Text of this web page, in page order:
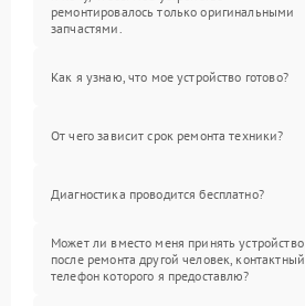
ремонтировалось только оригинальными
запчастями.
Как я узнаю, что мое устройство готово?
От чего зависит срок ремонта техники?
Диагностика проводится бесплатно?
Может ли вместо меня принять устройство
после ремонта другой человек, контактный
телефон которого я предоставлю?